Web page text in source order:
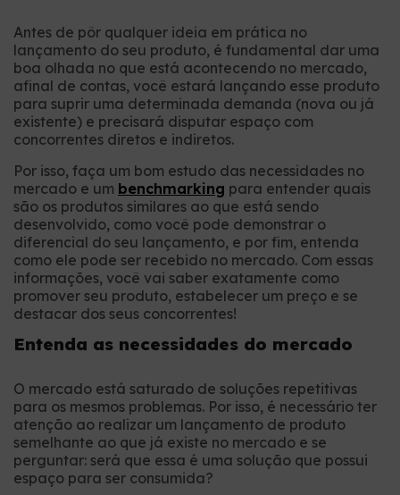
Antes de pôr qualquer ideia em prática no
lançamento do seu produto, é fundamental dar uma
boa olhada no que está acontecendo no mercado,
afinal de contas, você estará lançando esse produto
para suprir uma determinada demanda (nova ou já
existente) e precisará disputar espaço com
concorrentes diretos e indiretos.
Por isso, faça um bom estudo das necessidades no
mercado e um benchmarking para entender quais
são os produtos similares ao que está sendo
desenvolvido, como você pode demonstrar o
diferencial do seu lançamento, e por fim, entenda
como ele pode ser recebido no mercado. Com essas
informações, você vai saber exatamente como
promover seu produto, estabelecer um preço e se
destacar dos seus concorrentes!
Entenda as necessidades do mercado
O mercado está saturado de soluções repetitivas
para os mesmos problemas. Por isso, é necessário ter
atenção ao realizar um lançamento de produto
semelhante ao que já existe no mercado e se
perguntar: será que essa é uma solução que possui
espaço para ser consumida?